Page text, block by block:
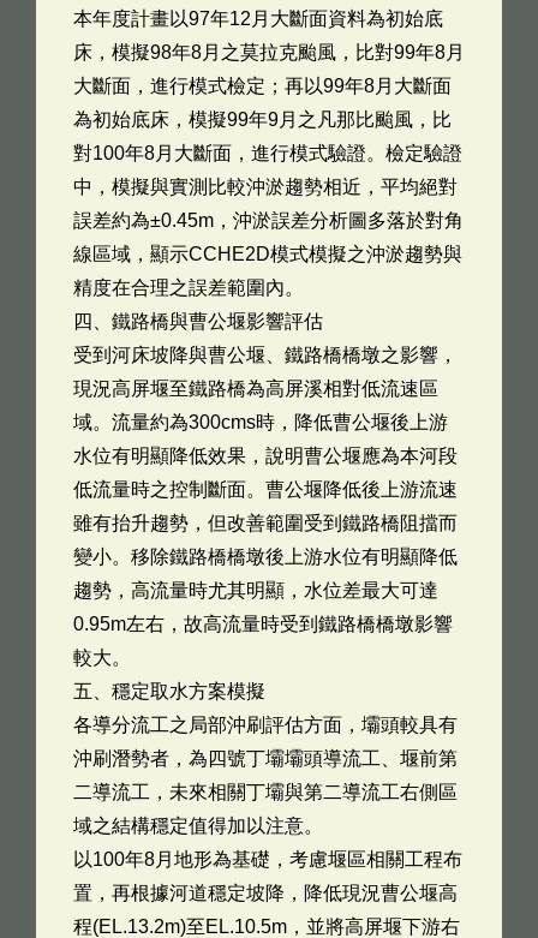
本年度計畫以97年12月大斷面資料為初始底
床，模擬98年8月之莫拉克颱風，比對99年8月
大斷面，進行模式檢定；再以99年8月大斷面
為初始底床，模擬99年9月之凡那比颱風，比
對100年8月大斷面，進行模式驗證。檢定驗證
中，模擬與實測比較沖淤趨勢相近，平均絕對
誤差約為±0.45m，沖淤誤差分析圖多落於對角
線區域，顯示CCHE2D模式模擬之沖淤趨勢與
精度在合理之誤差範圍內。
四、鐵路橋與曹公堰影響評估
受到河床坡降與曹公堰、鐵路橋橋墩之影響，
現況高屏堰至鐵路橋為高屏溪相對低流速區
域。流量約為300cms時，降低曹公堰後上游
水位有明顯降低效果，說明曹公堰應為本河段
低流量時之控制斷面。曹公堰降低後上游流速
雖有抬升趨勢，但改善範圍受到鐵路橋阻擋而
變小。移除鐵路橋橋墩後上游水位有明顯降低
趨勢，高流量時尤其明顯，水位差最大可達
0.95m左右，故高流量時受到鐵路橋橋墩影響
較大。
五、穩定取水方案模擬
各導分流工之局部沖刷評估方面，壩頭較具有
沖刷潛勢者，為四號丁壩壩頭導流工、堰前第
二導流工，未來相關丁壩與第二導流工右側區
域之結構穩定值得加以注意。
以100年8月地形為基礎，考慮堰區相關工程布
置，再根據河道穩定坡降，降低現況曹公堰高
程(EL.13.2m)至EL.10.5m，並將高屏堰下游右